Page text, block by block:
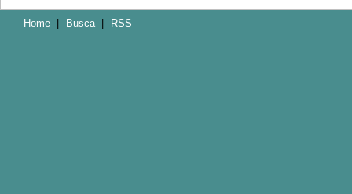
Home Busca RSS